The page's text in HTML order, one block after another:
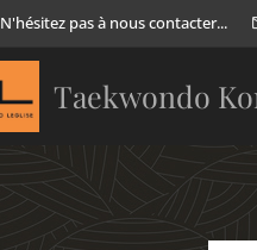
N'hésitez pas à nous contacter...
Taekwondo